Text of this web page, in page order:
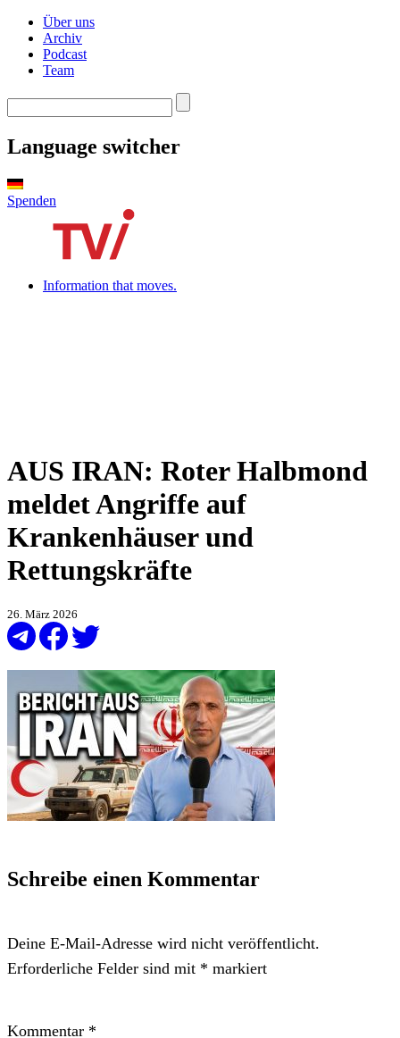
Über uns
Archiv
Podcast
Team
Language switcher
Spenden
Information that moves.
AUS IRAN: Roter Halbmond
meldet Angriffe auf
Krankenhäuser und
Rettungskräfte
26. März 2026
Schreibe einen Kommentar
Deine E-Mail-Adresse wird nicht veröffentlicht.
Erforderliche Felder sind mit * markiert
Kommentar *